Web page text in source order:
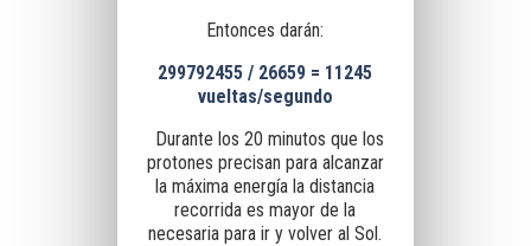
Entonces darán:
299792455 / 26659 = 11245
vueltas/segundo
Durante los 20 minutos que los
protones precisan para alcanzar
la máxima energía la distancia
recorrida es mayor de la
necesaria para ir y volver al Sol.